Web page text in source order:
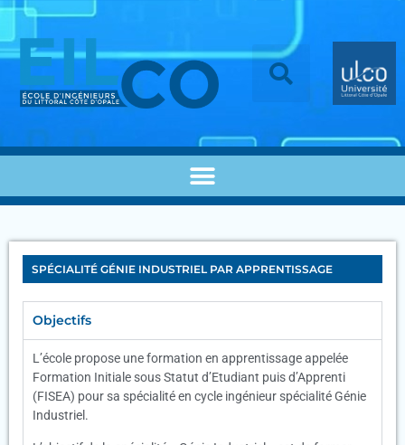
SPÉCIALITÉ GÉNIE INDUSTRIEL PAR APPRENTISSAGE
Objectifs
L’école propose une formation en apprentissage appelée
Formation Initiale sous Statut d’Etudiant puis d’Apprenti
(FISEA) pour sa spécialité en cycle ingénieur spécialité Génie
Industriel.